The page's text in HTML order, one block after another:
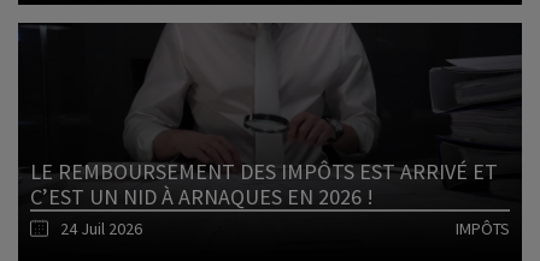
LE REMBOURSEMENT DES IMPÔTS EST ARRIVÉ ET
C’EST UN NID À ARNAQUES EN 2026 !
24 Juil 2026 IMPÔTS